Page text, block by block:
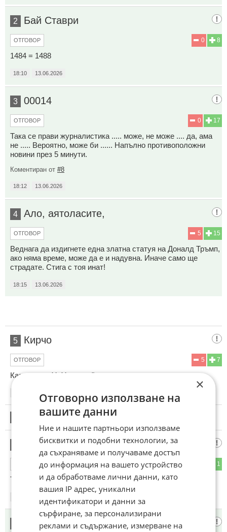
2 Бай Ставри
8
0
ОТГОВОР
1484 = 1488
18:10 13.06.2026
3 00014
17
0
ОТГОВОР
Така се прави журналистика ..... може, не може .... да, ама
не ..... Вероятно, може би ...... Напълно противоположни
новини през 5 минути.
Коментиран от #8
18:12 13.06.2026
4 Ало, аятоласите,
15
5
ОТГОВОР
Веднага да издигнете една златна статуя на Доналд Тръмп,
ако няма време, може да е и надувна. Иначе само ще
страдате. Стига с тоя инат!
18:15 13.06.2026
5 Кирчо
7
5
ОТГОВОР
Казва се ,,мУмУрандом".
Този коментар е премахнат от модератор.
Последния Софиянец
1
ОТГОВОР
Тръгва Шествието за семейството от Баба Неделя.
Така е...
×
Отговорно използване на
вашите данни
Ние и нашите партньори използваме
бисквитки и подобни технологии, за
да съхраняваме и получаваме достъп
до информация на вашето устройство
и да обработваме лични данни, като
вашия IP адрес, уникални
идентификатори и данни за
сърфиране, за персонализирани
реклами и съдържание, измерване на